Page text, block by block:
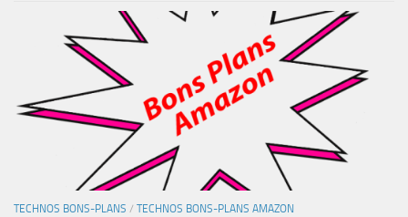
TECHNOS BONS-PLANS / TECHNOS BONS-PLANS AMAZON